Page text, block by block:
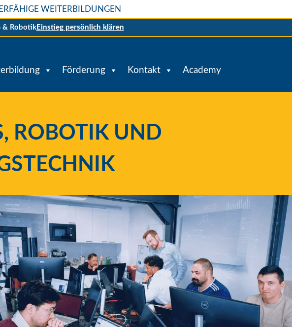
WEITERBILDUNGEN
& RobotikEinstieg persönlich klären
Förderung Kontakt Academy
ROBOTIK UND